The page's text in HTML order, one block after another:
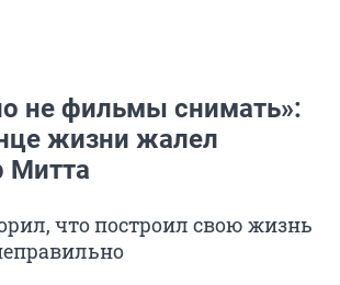
не фильмы снимать»:
жизни жалел
Митта
что построил свою жизнь